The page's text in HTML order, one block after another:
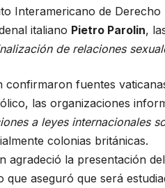
Interamericano de
italiano Pietro Parolin,
de relaciones
confirmaron fuentes
las organizaciones
a leyes internacionales
colonias británicas.
agradeció la presentación
que aseguró que será